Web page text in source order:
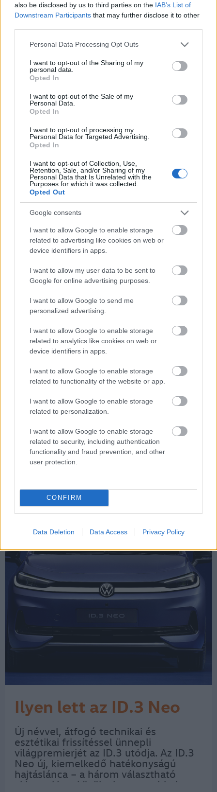
also be disclosed by us to third parties on the IAB’s List of
Downstream Participants that may further disclose it to other
Please note that this website/app uses one or more Google
not limited to your visit or usage behaviour. You may click to
grant or deny consent to Google and its third-party tags to
use your data for below specified purposes in below Google
consent section.
Personal Data Processing Opt Outs
I want to opt-out of the Sharing of my
personal data.
Opted In
I want to opt-out of the Sale of my
Personal Data.
Opted In
I want to opt-out of processing my
Personal Data for Targeted Advertising.
Opted In
I want to opt-out of Collection, Use,
Retention, Sale, and/or Sharing of my
Personal Data that Is Unrelated with the
Purposes for which it was collected.
Opted Out
Google consents
I want to allow Google to enable storage
related to advertising like cookies on web or
device identifiers in apps.
I want to allow my user data to be sent to
Google for online advertising purposes.
I want to allow Google to send me
personalized advertising.
I want to allow Google to enable storage
related to analytics like cookies on web or
device identifiers in apps.
I want to allow Google to enable storage
related to functionality of the website or app.
I want to allow Google to enable storage
related to personalization.
I want to allow Google to enable storage
related to security, including authentication
functionality and fraud prevention, and other
user protection.
CONFIRM
Data Deletion Data Access Privacy Policy
Idén másodszor lett
piacvezető a Škoda
„Csúcs, mely veri az eget! Hegyfok! Mit
hegyfok? Roppant félsziget!” – vág
vissza Cyrano, amikor Valvert vikomt
kigúnyolja hatalmas orrát. A fenti
grafikon láttán a márkakereskedők
nyilván újra szeretnének a
márciusiakhoz hasonló eladási adatot
látni, ami a görbén úgy emelkedik ki,
mint „mely veri…
Megújult az Audi Q4 e-
tron
Az Audi számos újdonsággal teszi még
sokoldalúbbá elektromos
sikermodelljét, a Q4 e-tront. Például ez
a modell az első Audi, amely képes a
nemcsak felvenni tudja az áramot a
hálózatról, hanem szükség esetén
külső eszközök tápellátását is…
Ilyen lett az ID.3 Neo
Új névvel, átfogó technikai és
esztétikai frissítéssel ünnepli
világpremierjét az ID.3 utódja. Az ID.3
Neo új, kiemelkedő hatékonyságú
hajtáslánca – a három választható
akkumulátor közül a legnagyobbal